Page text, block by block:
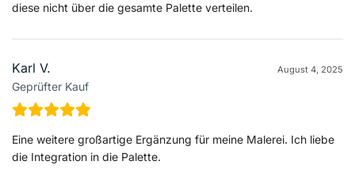
diese nicht über die gesamte Palette verteilen.
Karl V.
Geprüfter Kauf
August 4, 2025
Eine weitere großartige Ergänzung für meine Malerei. Ich liebe
die Integration in die Palette.